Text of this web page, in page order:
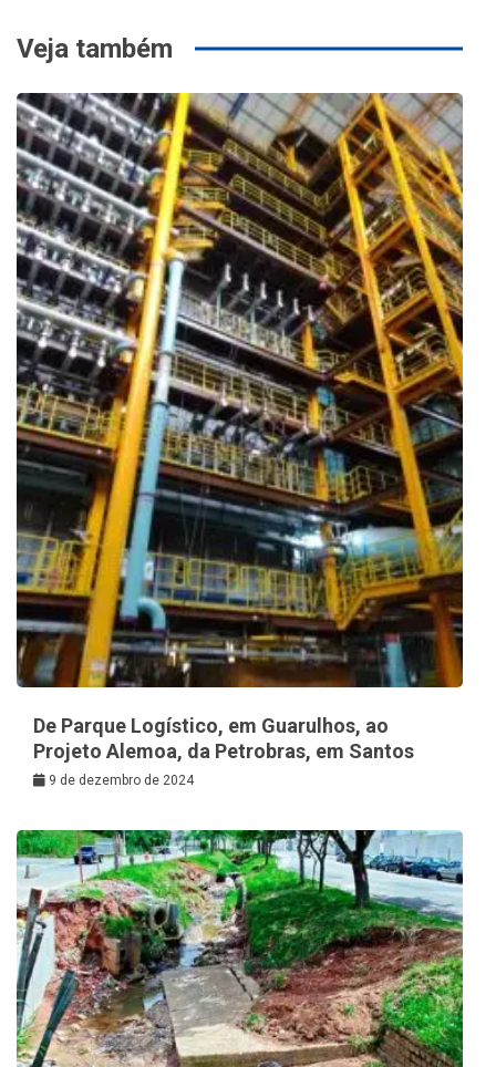
Veja também
De Parque Logístico, em Guarulhos, ao
Projeto Alemoa, da Petrobras, em Santos
9 de dezembro de 2024